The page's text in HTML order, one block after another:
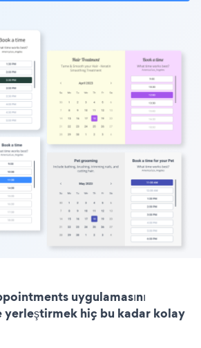
uygulamasını
yerleştirmek hiç bu kadar kolay